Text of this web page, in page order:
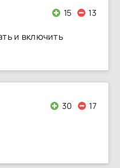
15 13
и включить
30 17